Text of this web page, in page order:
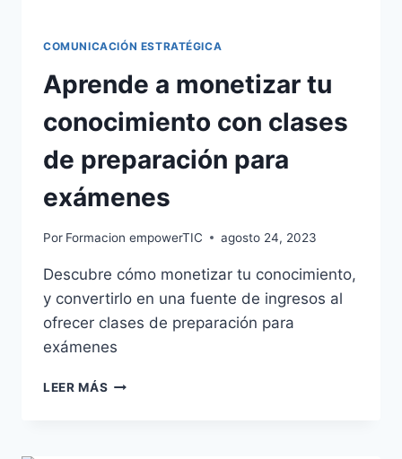
COMUNICACIÓN ESTRATÉGICA
Aprende a monetizar tu
conocimiento con clases
de preparación para
exámenes
Por Formacion empowerTIC agosto 24, 2023
Descubre cómo monetizar tu conocimiento,
y convertirlo en una fuente de ingresos al
ofrecer clases de preparación para
exámenes
LEER MÁS